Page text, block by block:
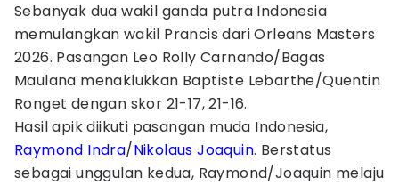
Sebanyak dua wakil ganda putra Indonesia
memulangkan wakil Prancis dari Orleans Masters
2026. Pasangan Leo Rolly Carnando/Bagas
Maulana menaklukkan Baptiste Lebarthe/Quentin
Ronget dengan skor 21-17, 21-16.
Hasil apik diikuti pasangan muda Indonesia,
Raymond Indra/Nikolaus Joaquin. Berstatus
sebagai unggulan kedua, Raymond/Joaquin melaju